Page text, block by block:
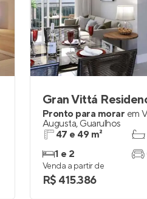
Gran Vittá
Pronto para morar em
Augusta, Guarulhos
47 e 49 m²
1 e 2
Venda a partir de
R$ 415.386